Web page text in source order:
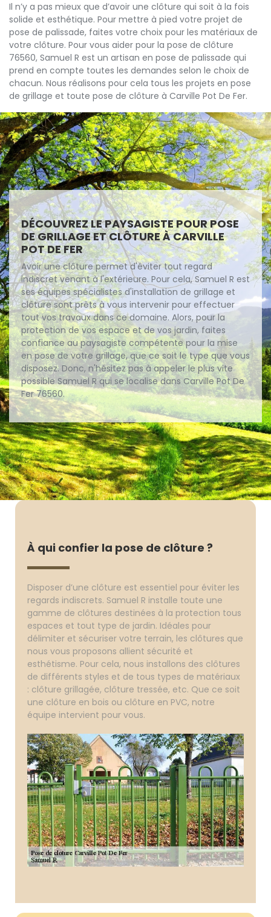
Il n’y a pas mieux que d’avoir une clôture qui soit à la fois
solide et esthétique. Pour mettre à pied votre projet de
pose de palissade, faites votre choix pour les matériaux de
votre clôture. Pour vous aider pour la pose de clôture
76560, Samuel R est un artisan en pose de palissade qui
prend en compte toutes les demandes selon le choix de
chacun. Nous réalisons pour cela tous les projets en pose
de grillage et toute pose de clôture à Carville Pot De Fer.
DÉCOUVREZ LE PAYSAGISTE POUR POSE
DE GRILLAGE ET CLÔTURE À CARVILLE
POT DE FER
Avoir une clôture permet d'éviter tout regard
indiscret venant à l'extérieure. Pour cela, Samuel R est
ses équipes spécialistes d'installation de grillage et
clôture sont prêts à vous intervenir pour effectuer
tout vos travaux dans ce domaine. Alors, pour la
protection de vos espace et de vos jardin, faites
confiance au paysagiste compétente pour la mise
en pose de votre grillage, que ce soit le type que vous
disposez. Donc, n'hésitez pas à appeler le plus vite
possible Samuel R qui se localise dans Carville Pot De
Fer 76560.
À qui confier la pose de clôture ?
Disposer d’une clôture est essentiel pour éviter les
regards indiscrets. Samuel R installe toute une
gamme de clôtures destinées à la protection tous
espaces et tout type de jardin. Idéales pour
délimiter et sécuriser votre terrain, les clôtures que
nous vous proposons allient sécurité et
esthétisme. Pour cela, nous installons des clôtures
de différents styles et de tous types de matériaux
: clôture grillagée, clôture tressée, etc. Que ce soit
une clôture en bois ou clôture en PVC, notre
équipe intervient pour vous.